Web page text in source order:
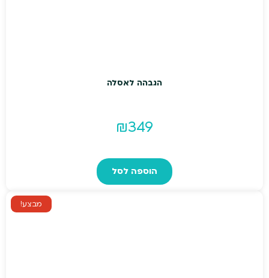
הגבהה לאסלה
₪349
הוספה לסל
מבצע!